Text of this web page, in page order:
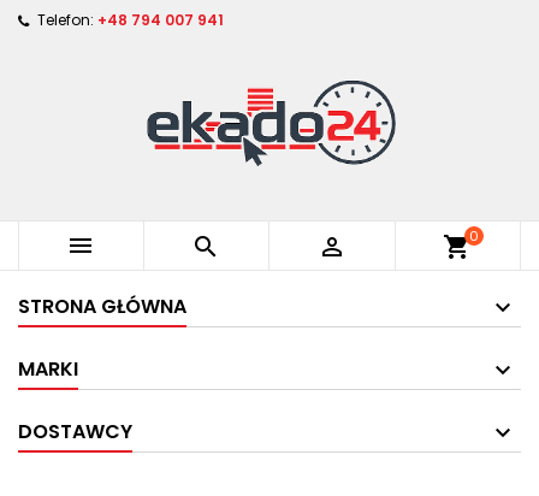
Telefon: +48 794 007 941
   shopping_cart0
STRONA GŁÓWNA
MARKI
DOSTAWCY